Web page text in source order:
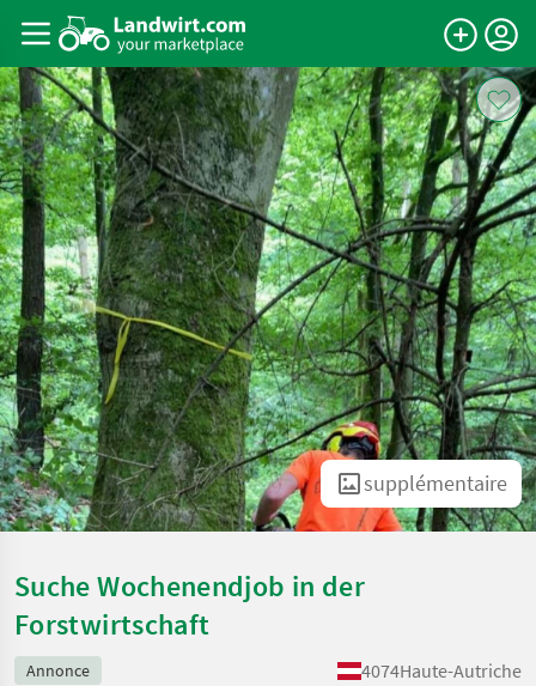
supplémentaire
Suche Wochenendjob in der
Forstwirtschaft
Annonce 4074Haute-Autriche